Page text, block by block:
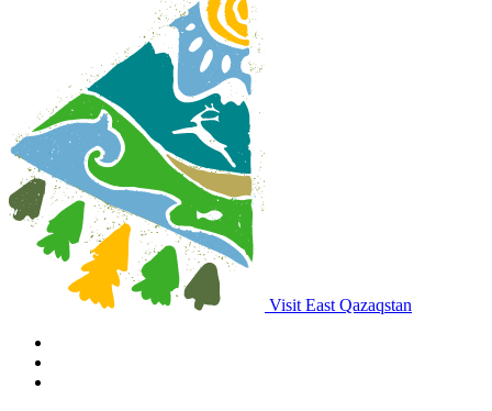
Visit East Qazaqstan